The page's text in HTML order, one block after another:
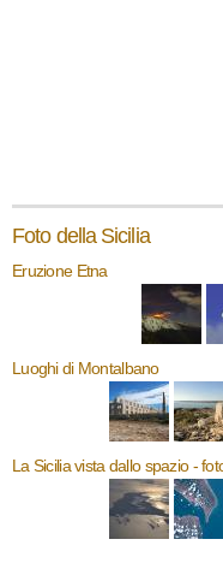
Foto della Sicilia
Eruzione Etna
Luoghi di Montalbano
La Sicilia vista dallo spazio -